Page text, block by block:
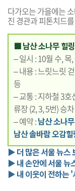
다가오는 가을에는
진 경관과 피톤치드
■ 남산 소나무 힐
– 일시 : 10월 수,
– 내용 : 느릿느릿
등
– 교통 : 지하철 3
류장 (2, 3, 5번) 승
– 예약 :남산 소나
남산 솔바람 오감
▶ 더 많은 서울 뉴스
▶ 내 손안에 서울 뉴
▶ 내 이웃이 전하는 '